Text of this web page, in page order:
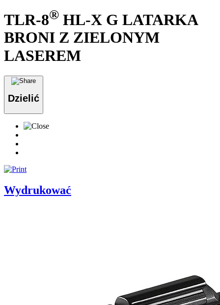
TLR-8® HL-X G LATARKA
BRONI Z ZIELONYM
LASEREM
Dzielić
Wydrukować